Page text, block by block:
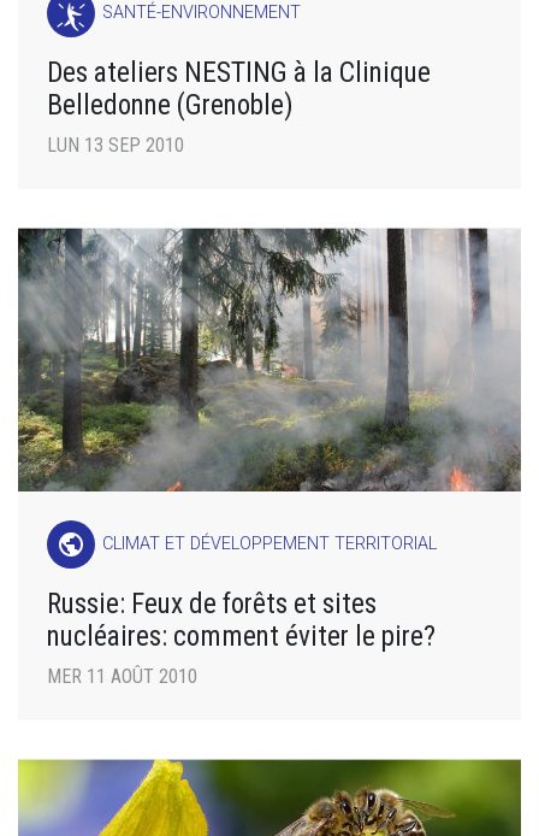
SANTÉ-ENVIRONNEMENT
Des ateliers NESTING à la Clinique
Belledonne (Grenoble)
LUN 13 SEP 2010
public CLIMAT ET DÉVELOPPEMENT TERRITORIAL
Russie: Feux de forêts et sites
nucléaires: comment éviter le pire?
MER 11 AOÛT 2010